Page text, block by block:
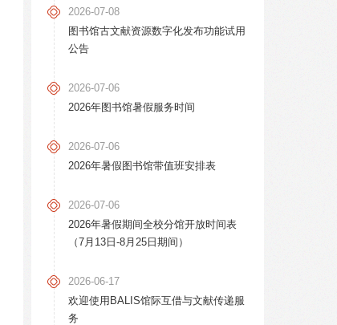
2026-07-08
图书馆古文献资源数字化发布功能试用
公告
2026-07-06
2026年图书馆暑假服务时间
2026-07-06
2026年暑假图书馆带值班安排表
2026-07-06
2026年暑假期间全校分馆开放时间表
（7月13日-8月25日期间）
2026-06-17
欢迎使用BALIS馆际互借与文献传递服
务